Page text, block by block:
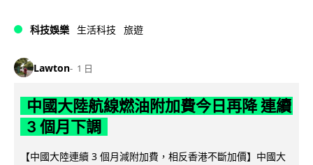
科技娛樂 生活科技 旅遊
Lawton 1 日
中國大陸航線燃油附加費今日再降 連續
3 個月下調
【中國大陸連續 3 個月減附加費，相反香港不斷加價】中國大